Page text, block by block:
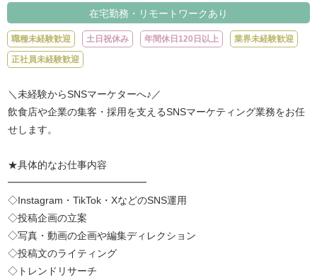
在宅勤務・リモートワークあり
職種未経験歓迎 土日祝休み 年間休日120日以上 業界未経験歓迎
正社員未経験歓迎
＼未経験からSNSマーケターへ♪／
飲食店や企業の集客・採用を支えるSNSマーケティング業務をお任
せします。
★具体的なお仕事内容
━━━━━━━━━━━━━━
◇Instagram・TikTok・XなどのSNS運用
◇投稿企画の立案
◇写真・動画の企画や編集ディレクション
◇投稿文のライティング
◇トレンドリサーチ